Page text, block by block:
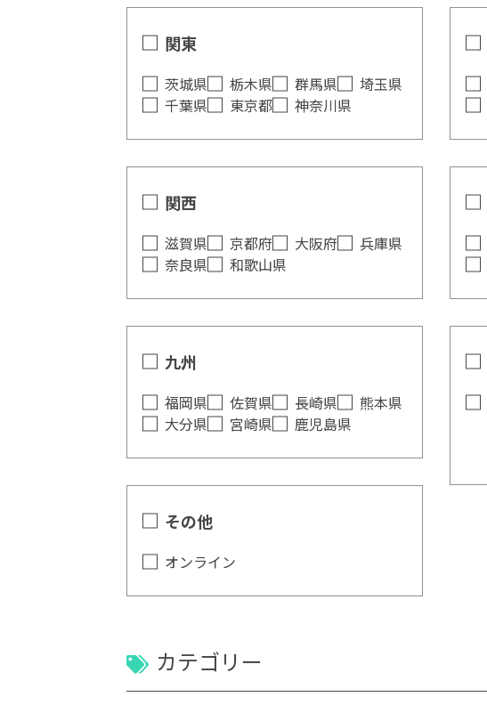
関東
茨城県 栃木県 群馬県
埼玉県
千葉県
東京都 神奈川県
関西
滋賀県 京都府 大阪府
兵庫県
奈良県
和歌山県
九州
福岡県 佐賀県 長崎県
熊本県
大分県
宮崎県 鹿児島県
その他
オンライン
カテゴリー